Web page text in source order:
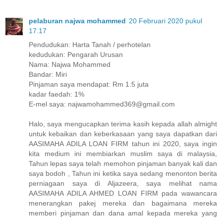
pelaburan najwa mohammed 20 Februari 2020 pukul
17.17
Pendudukan: Harta Tanah / perhotelan
kedudukan: Pengarah Urusan
Nama: Najwa Mohammed
Bandar: Miri
Pinjaman saya mendapat: Rm 1.5 juta
kadar faedah: 1%
E-mel saya: najwamohammed369@gmail.com
Halo, saya mengucapkan terima kasih kepada allah almight
untuk kebaikan dan keberkasaan yang saya dapatkan dari
AASIMAHA ADILA LOAN FIRM tahun ini 2020, saya ingin
kita medium ini membiarkan muslim saya di malaysia,
Tahun lepas saya telah memohon pinjaman banyak kali dan
saya bodoh , Tahun ini ketika saya sedang menonton berita
perniagaan saya di Aljazeera, saya melihat nama
AASIMAHA ADILA AHMED LOAN FIRM pada wawancara
menerangkan pakej mereka dan bagaimana mereka
memberi pinjaman dan dana amal kepada mereka yang